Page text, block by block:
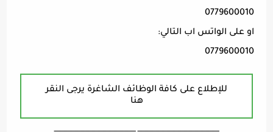
0779600010
او على الواتس اب التالي:
0779600010
للإطلاع على كافة الوظائف الشاغرة يرجى النقر
هنا